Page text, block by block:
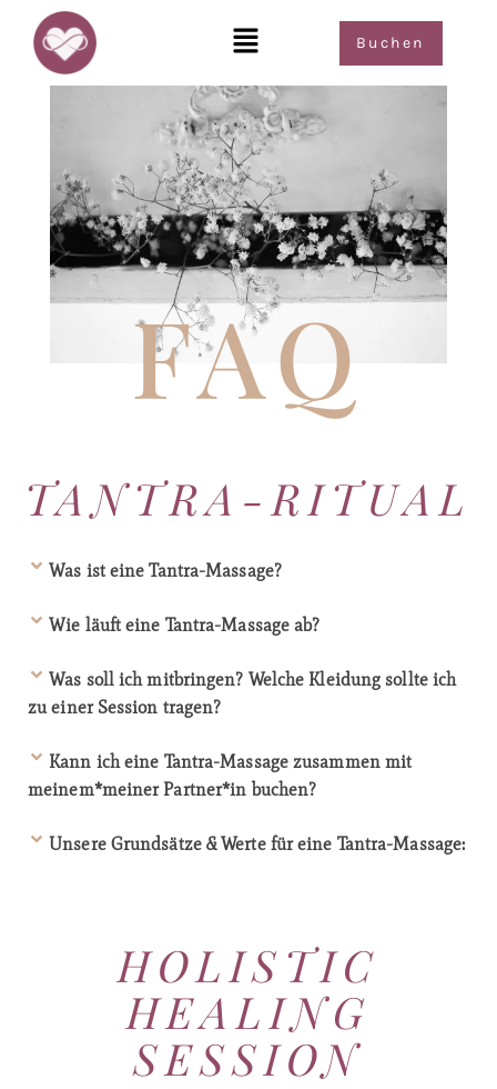
Buchen
FAQ
TANTRA-RITUAL
Was ist eine Tantra-Massage?
Wie läuft eine Tantra-Massage ab?
Was soll ich mitbringen? Welche Kleidung sollte ich
zu einer Session tragen?
Kann ich eine Tantra-Massage zusammen mit
meinem*meiner Partner*in buchen?
Unsere Grundsätze & Werte für eine Tantra-Massage:
HOLISTIC
HEALING
SESSION